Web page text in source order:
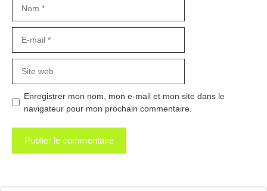
mail
web
Enregistrer mon nom, mon e-mail et mon site dans le
navigateur pour mon prochain commentaire.